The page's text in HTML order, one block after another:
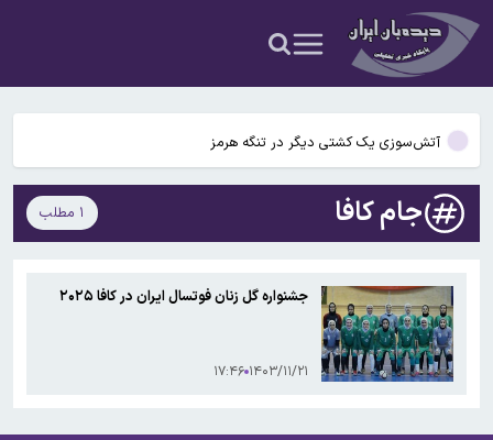
هشدار تارتار در رختکن پرسپولیس
ایلان ماسک به دنبال احداث کارخانه‌های تولید ماهواره روی ماه است
آتش‌سوزی یک کشتی دیگر در تنگه هرمز
علل مرگ زنان در ایران؛ بیماری‌های قلبی همچنان در صدر
قیمت نفت یک دلار بالا رفت
هشدار تارتار در رختکن پرسپولیس
ایلان ماسک به دنبال احداث کارخانه‌های تولید ماهواره روی ماه است
جام کافا ۱ مطلب
جشنواره گل زنان فوتسال ایران در کافا ۲۰۲۵
۱۴۰۳/۱۱/۲۱ ۱۷:۴۶